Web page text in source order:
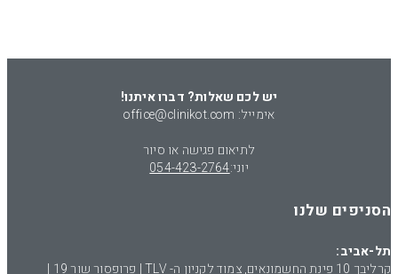
יש לכם שאלות? דברו איתנו!
אימייל: office@clinikot.com
לתיאום פגישה או סיור
יוני:054-423-2764
הסניפים שלנו
תל-אביב:
קרליבך 10 פינת החשמונאים, צמוד לקניון ה- TLV | פרופסור שור 19 |